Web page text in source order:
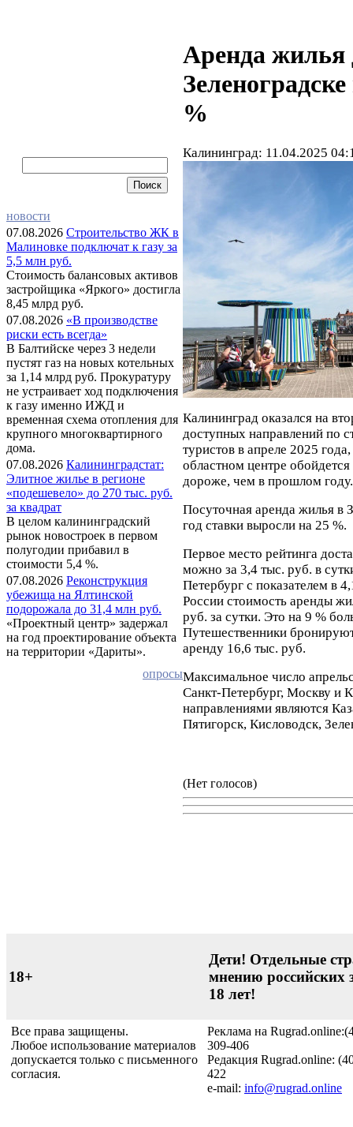
новости
07.08.2026 Строительство ЖК в
Малиновке подключат к газу за
5,5 млн руб.
Стоимость балансовых активов
застройщика «Яркого» достигла
8,45 млрд руб.
07.08.2026 «В производстве
риски есть всегда»
В Балтийске через 3 недели
пустят газ на новых котельных
за 1,14 млрд руб. Прокуратуру
не устраивает ход подключения
к газу именно ИЖД и
временная схема отопления для
крупного многоквартирного
дома.
07.08.2026 Калининградстат:
Элитное жилье в регионе
«подешевело» до 270 тыс. руб.
за квадрат
В целом калининградский
рынок новостроек в первом
полугодии прибавил в
стоимости 5,4 %.
07.08.2026 Реконструкция
убежища на Ялтинской
подорожала до 31,4 млн руб.
«Проектный центр» задержал
на год проектирование объекта
на территории «Дариты».
опросы
Аренда жилья
%
Калининград: 11.04.2025
Калининград оказался на
доступных направлений по
туристов в апреле 2025 года,
областном центре
дороже, чем в прошлом году.
Посуточная аренда жилья в
год ставки выросли на 25 %.
Первое место рейтинга
можно за 3,4 тыс. руб. в
Петербург с показателем в
России стоимость аренды
руб. за сутки. Это на 9 %
Путешественники
аренду 16,6 тыс. руб.
Максимальное число
Санкт-Петербург, Москву и
направлениями являются
Пятигорск, Кисловодск,
(Нет голосов)
18+
Дети! Отдельные
мнению российских
18 лет!
Все права защищены.
Любое использование материалов
допускается только с письменного
согласия.
Реклама на
309-406
Редакция Rugrad.online:
422
e-mail: info@rugrad.online